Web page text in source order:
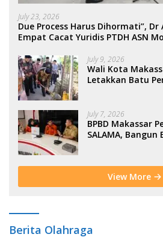
July 23, 2026
Due Process Harus Dihormati”,
Empat Cacat Yuridis PTDH ASN
July 9, 2026
Wali Kota
Letakkan Batu
July 7, 2026
BPBD Makassar
SALAMA, Bangun
View More
Berita Olahraga